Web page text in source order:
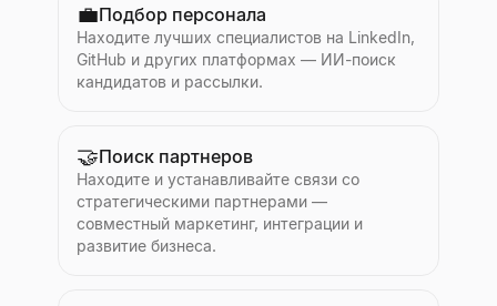
💼Подбор персонала
Находите лучших специалистов на LinkedIn,
GitHub и других платформах — ИИ-поиск
кандидатов и рассылки.
🤝Поиск партнеров
Находите и устанавливайте связи со
стратегическими партнерами —
совместный маркетинг, интеграции и
развитие бизнеса.